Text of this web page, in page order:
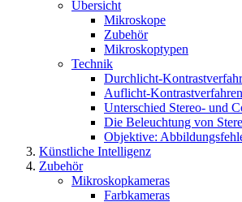
Übersicht
Mikroskope
Zubehör
Mikroskoptypen
Technik
Durchlicht-
Auflicht-Kontrastverfahren
Unterschied Stereo- und
Die Beleuchtung von
Objektive:
Künstliche Intelligenz
Zubehör
Mikroskopkameras
Farbkameras